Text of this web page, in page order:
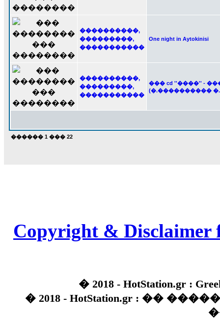
����������,
���������,
�����������
One night in Aytokinisi
����������,
���������,
�����������
��� cd ''����'' -
(�.����������
������ 1 ��� 22
Copyright & Disclaimer
� 2018 - HotStation.gr :
� 2018 - HotStation.gr : ��